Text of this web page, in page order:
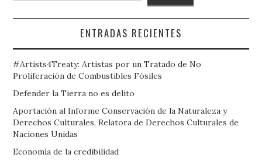
ENTRADAS RECIENTES
#Artists4Treaty: Artistas por un Tratado de No
Proliferación de Combustibles Fósiles
Defender la Tierra no es delito
Aportación al Informe Conservación de la Naturaleza y
Derechos Culturales, Relatora de Derechos Culturales de
Naciones Unidas
Economía de la credibilidad